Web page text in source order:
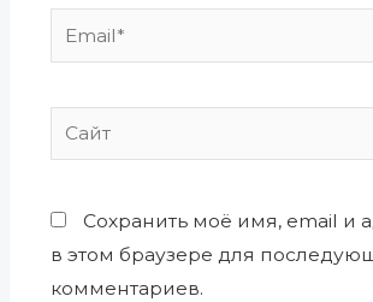
Email*
Сайт
Сохранить моё имя, email и
в этом браузере для
комментариев.